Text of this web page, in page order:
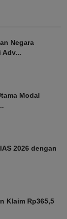
Negara
Adv...
Modal
2026 dengan
Klaim Rp365,5